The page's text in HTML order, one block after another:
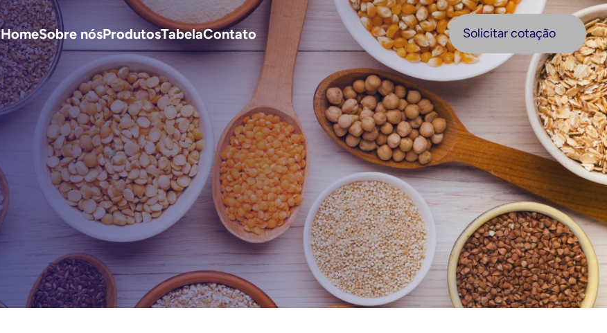
HomeSobre nósProdutosTabelaContato Solicitar cotação
Solicitar cotação